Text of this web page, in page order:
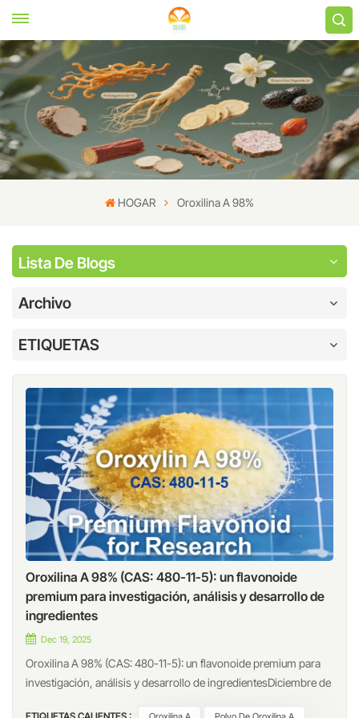
HOGAR Oroxilina A 98%
Lista De Blogs
Archivo
ETIQUETAS
Oroxilina A 98% (CAS: 480-11-5): un flavonoide
premium para investigación, análisis y desarrollo de
ingredientes
Dec 19, 2025
Oroxilina A 98% (CAS: 480-11-5): un flavonoide premium para
investigación, análisis y desarrollo de ingredientesDiciembre de